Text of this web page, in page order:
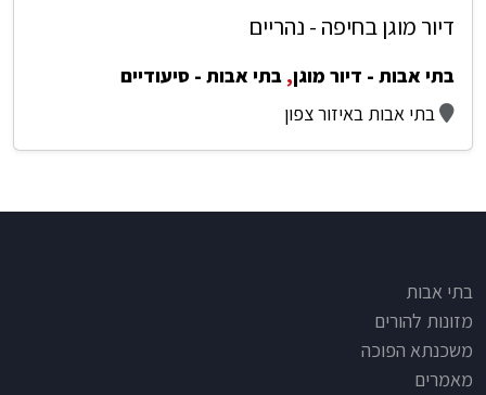
דיור מוגן בחיפה - נהריים
בתי אבות - דיור מוגן, בתי אבות - סיעודיים
בתי אבות באיזור צפון
Footer
בתי אבות
מזונות להורים
משכנתא הפוכה
מאמרים